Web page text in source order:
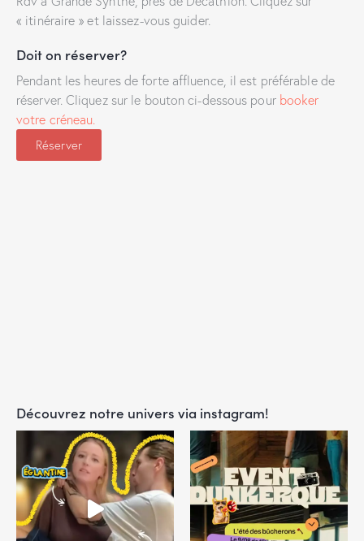
« itinéraire » et laissez-vous guider.
Doit on réserver?
Pendant les heures de forte affluence, il est préférable de
réserver. Cliquez sur le bouton ci-dessous pourbooker
votre créneau.
Réserver
Découvrez notre univers via instagram!